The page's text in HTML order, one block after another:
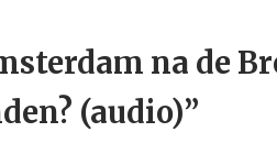
na de
(audio)”